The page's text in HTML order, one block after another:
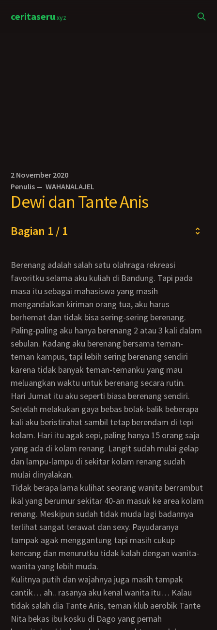
ceritaseru.xyz
2 November 2020
Penulis —WAHANALAJEL
Dewi dan Tante Anis
Bagian 1 / 1
Berenang adalah salah satu olahraga rekreasi
favoritku selama aku kuliah di Bandung. Tapi pada
masa itu sebagai mahasiswa yang masih
mengandalkan kiriman orang tua, aku harus
berhemat dan tidak bisa sering-sering berenang.
Paling-paling aku hanya berenang 2 atau 3 kali dalam
sebulan. Kadang aku berenang bersama teman-
teman kampus, tapi lebih sering berenang sendiri
karena tidak banyak teman-temanku yang mau
meluangkan waktu untuk berenang secara rutin.
Hari Jumat itu aku seperti biasa berenang sendiri.
Setelah melakukan gaya bebas bolak-balik beberapa
kali aku beristirahat sambil tetap berendam di tepi
kolam. Hari itu agak sepi, paling hanya 15 orang saja
yang ada di kolam renang. Langit sudah mulai gelap
dan lampu-lampu di sekitar kolam renang sudah
mulai dinyalakan.
Tidak berapa lama kulihat seorang wanita berrambut
ikal yang berumur sekitar 40-an masuk ke area kolam
renang. Meskipun sudah tidak muda lagi badannya
terlihat sangat terawat dan sexy. Payudaranya
tampak agak menggantung tapi masih cukup
kencang dan menurutku tidak kalah dengan wanita-
wanita yang lebih muda.
Kulitnya putih dan wajahnya juga masih tampak
cantik… ah.. rasanya aku kenal wanita itu… Kalau
tidak salah dia Tante Anis, teman klub aerobik Tante
Nita bekas ibu kosku di Dago yang pernah